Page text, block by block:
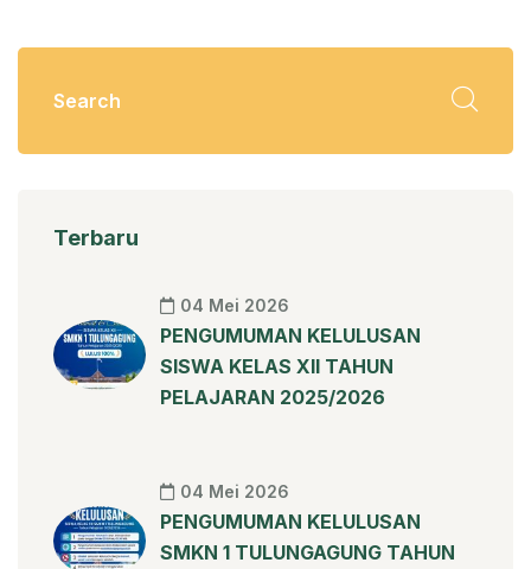
Terbaru
04 Mei 2026
PENGUMUMAN KELULUSAN
SISWA KELAS XII TAHUN
PELAJARAN 2025/2026
04 Mei 2026
PENGUMUMAN KELULUSAN
SMKN 1 TULUNGAGUNG TAHUN